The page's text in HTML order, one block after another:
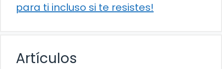
para ti incluso si te resistes!
Artículos